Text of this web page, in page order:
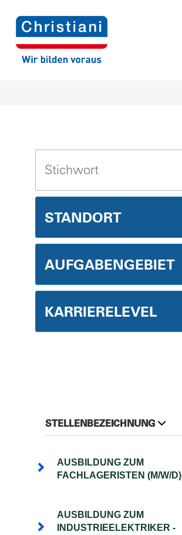
STANDORT
AUFGABENGEBIET
KARRIERELEVEL
STELLENBEZEICHNUNG
AUSBILDUNG ZUM
FACHLAGERISTEN (M/W/D)
AUSBILDUNG ZUM
INDUSTRIEELEKTRIKER -